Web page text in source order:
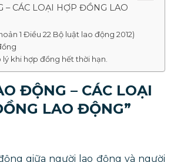
– CÁC LOẠI HỢP ĐỒNG LAO
1 Điều 22 Bộ luật lao động 2012)
lý khi hợp đồng hết thời hạn.
ĐỘNG – CÁC LOẠI
LAO ĐỘNG”
giữa người lao động và người